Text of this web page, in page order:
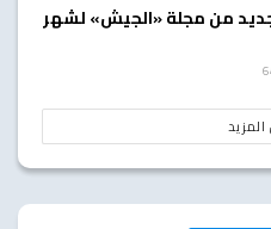
من مجلة «الجيش» لشهر